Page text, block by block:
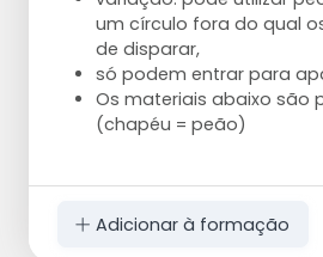
um círculo fora do qual
de disparar,
só podem entrar para
Os materiais abaixo são
(chapéu = peão)
Adicionar à formação